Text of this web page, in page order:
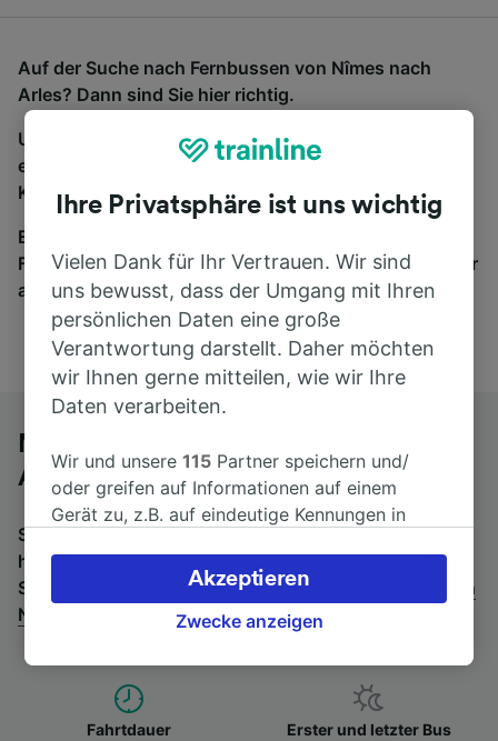
Auf der Suche nach Fernbussen von Nîmes nach
Arles? Dann sind Sie hier richtig.
Um Bustickets zu finden, starten Sie einfach oben
eine Suche und wir vergleichen Fahrtzeiten und
Kosten für Bahn- und Busreisen miteinander.
Egal, wohin die Reise geht – starten Sie mit uns.
Finden Sie hier Fahrkarten für Verbindungen von mehr
als 170 Bahn- und Busunternehmen.
Mit dem Fernbus von Nîmes nach
Arles
Suchen Sie nach einem Rückfahrtticket? Dann bitte
hier entlang:Fernbusse von Arles nach Nîmes.Wenn
Sie lieber mit dem Zug fahren, prüfen Sie die
Züge von
Nîmes bis Arles
Fahrtdauer Erster und letzter Bus
Ihre Privatsphäre ist uns wichtig
Vielen Dank für Ihr Vertrauen. Wir sind
uns bewusst, dass der Umgang mit Ihren
persönlichen Daten eine große
Verantwortung darstellt. Daher möchten
wir Ihnen gerne mitteilen, wie wir Ihre
Daten verarbeiten.
Wir und unsere115 Partner speichern und/
oder greifen auf Informationen auf einem
Gerät zu, z.B. auf eindeutige Kennungen in
verarbeiten. Sie können Ihre Präferenzen
akzeptieren oder verwalten, einschließlich
Ihres Widerspruchsrechts bei berechtigtem
Datenschutzrichtlinie. Diese Präferenzen
werden unseren Partnern signalisiert und
Zwecke anzeigen
Akzeptieren